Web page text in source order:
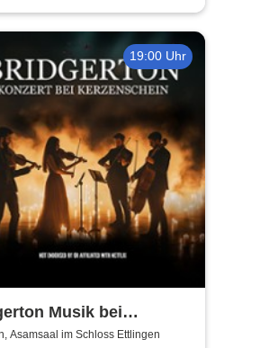
19:00 Uhr
Musik bei
Asamsaal im Schloss Ettlingen